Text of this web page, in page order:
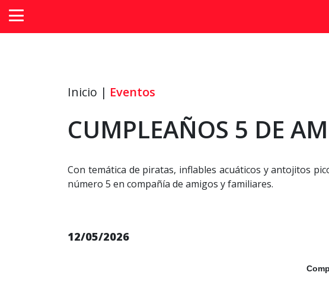
Inicio | Eventos
CUMPLEAÑOS 5 DE
Con temática de piratas, inflables acuáticos y antojitos
número 5 en compañía de amigos y familiares.
12/05/2026